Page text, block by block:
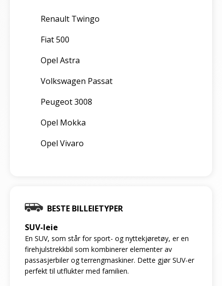
Renault Twingo
Fiat 500
Opel Astra
Volkswagen Passat
Peugeot 3008
Opel Mokka
Opel Vivaro
BESTE BILLEIETYPER
SUV-leie
En SUV, som står for sport- og nyttekjøretøy, er en
firehjulstrekkbil som kombinerer elementer av
passasjerbiler og terrengmaskiner. Dette gjør SUV-er
perfekt til utflukter med familien.